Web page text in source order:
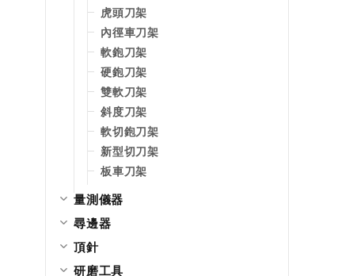
虎頭刀架
內徑車刀架
軟鉋刀架
硬鉋刀架
雙軟刀架
斜度刀架
軟切鉋刀架
新型切刀架
板車刀架
量測儀器
尋邊器
頂針
研磨工具